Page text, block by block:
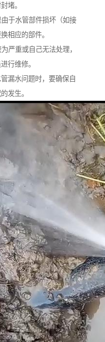
堵。
于水管部件损坏（如接
相应的部件。
严重或自己无法处理，
行维修。
漏水问题时，要确保自
发生。